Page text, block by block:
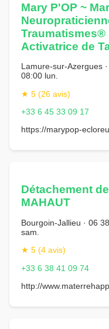
Mary P'OP ~
Traumatismes®️
Activatrice de
Lamure-sur-Azergues
08:00 lun.
★ 5 (26 avis)
+33 6 45 33 09 17
https://marypop-
Détachement
MAHAUT
Bourgoin-Jallieu · 06
sam.
★ 5 (4 avis)
+33 6 38 41 09 74
http://